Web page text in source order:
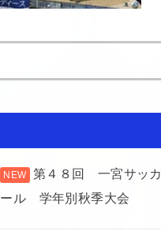
for:
第４８回 一宮サッ
ール 学年別秋季大会